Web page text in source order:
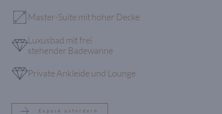
Master-Suite mit hoher Decke
Luxusbad mit frei
stehender Badewanne
Private Ankleide und Lounge
Exposé anfordern